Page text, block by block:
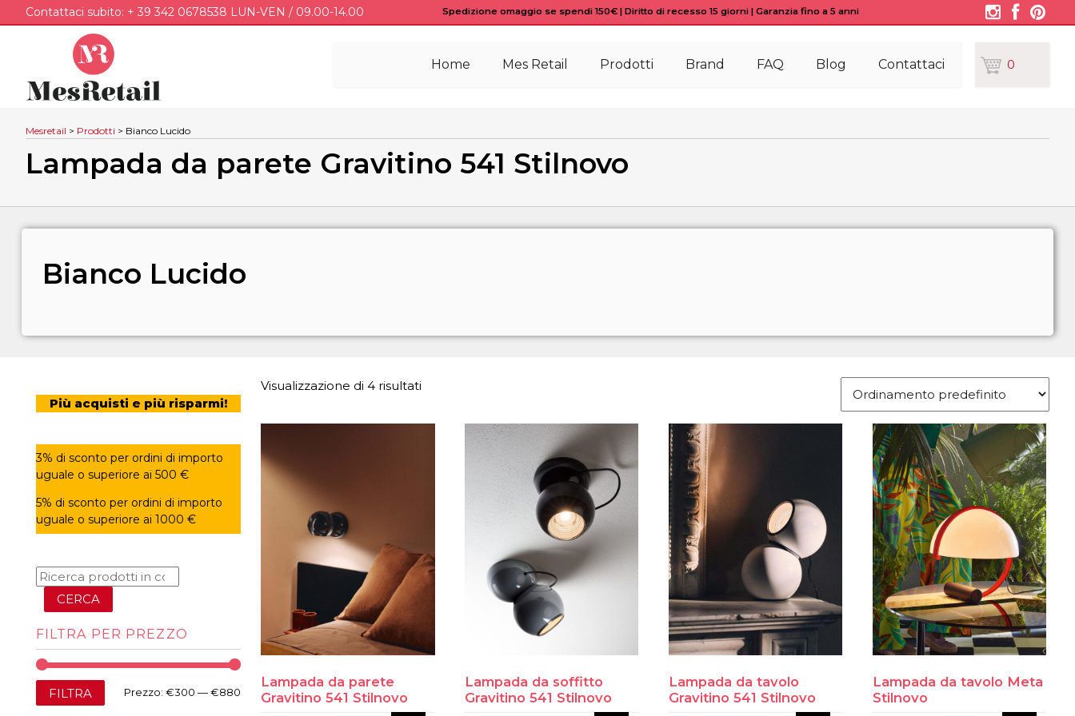
Contattaci subito: + 39 342 0678538 LUN-VEN / 09.00-14.00 Spedizione omaggio se spendi 150€ | Diritto di recesso 15 giorni | Garanzia fino a 5 anni
Home Mes Retail Prodotti Brand FAQ Blog Contattaci 0
Mesretail > Prodotti > Bianco Lucido
Lampada da parete Gravitino 541 Stilnovo
Bianco Lucido
Visualizzazione di 4 risultati
Lampada da parete
Gravitino 541 Stilnovo
Lampada da soffitto
Gravitino 541 Stilnovo
Lampada da tavolo
Gravitino 541 Stilnovo
Lampada da tavolo Meta
Stilnovo
Più acquisti e più risparmi!
3% di sconto per ordini di importo
uguale o superiore ai 500 €
5% di sconto per ordini di importo
uguale o superiore ai 1000 €
CERCA
FILTRA PER PREZZO
Prezzo
Prezzo
FILTRA Prezzo: €300 —€880